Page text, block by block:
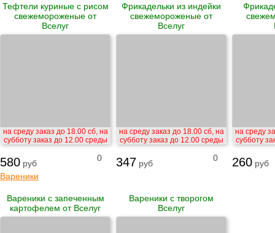
Тефтели куриные с рисом
свежемороженые от
Вселуг
на среду заказ до 18.00 сб, на
субботу заказ до 12.00 среды
580 руб
0
Фрикадельки из индейки
свежемороженые от
Вселуг
на среду заказ до 18.00 сб, на
субботу заказ до 12.00 среды
347 руб
0
на среду
субботу
260 руб
Вареники
Вареники с запеченным
картофелем от Вселуг
Вареники с творогом
Вселуг